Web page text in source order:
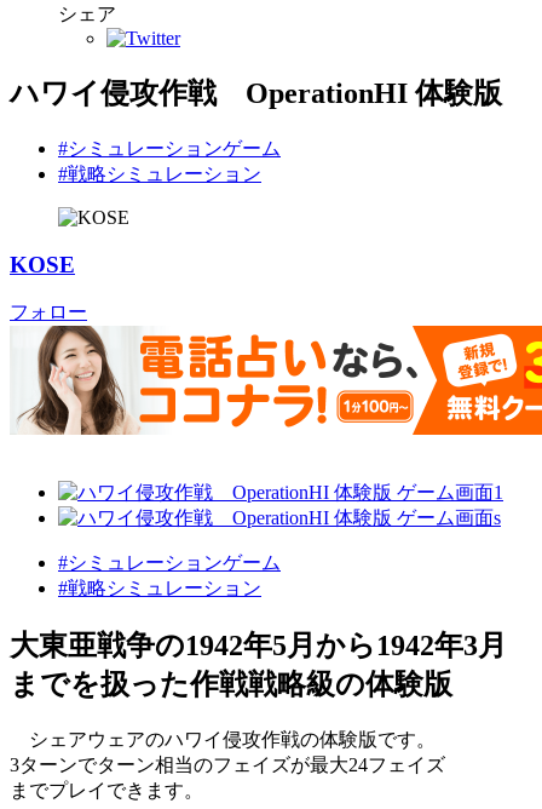
シェア
ハワイ侵攻作戦 OperationHI 体験版
#シミュレーションゲーム
#戦略シミュレーション
KOSE
フォロー
#シミュレーションゲーム
#戦略シミュレーション
大東亜戦争の1942年5月から1942年3月
までを扱った作戦戦略級の体験版
シェアウェアのハワイ侵攻作戦の体験版です。
3ターンでターン相当のフェイズが最大24フェイズ
までプレイできます。